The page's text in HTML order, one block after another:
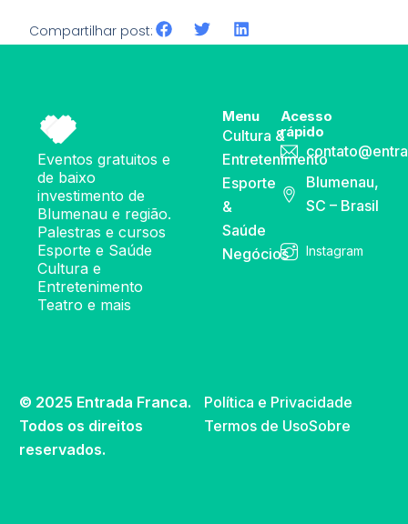
Compartilhar post:
Eventos gratuitos e
de baixo
investimento de
Blumenau e região.
Palestras e cursos
Esporte e Saúde
Cultura e
Entretenimento
Teatro e mais
Menu
Cultura &
Entretenimento
Esporte
&
Saúde
Negócios
Acesso
rápido
Blumenau,
SC – Brasil
Instagram
© 2025 Entrada Franca.
Todos os direitos
reservados.
Política e Privacidade
Termos de UsoSobre